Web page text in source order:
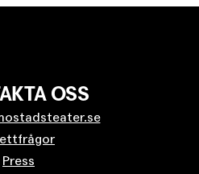
OSS
Press